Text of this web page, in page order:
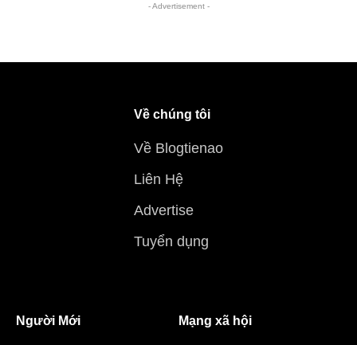
- Advertisement -
Về chúng tôi
Về Blogtienao
Liên Hệ
Advertise
Tuyển dụng
Người Mới Mạng xã hội